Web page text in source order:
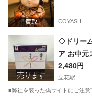
COYASH
売ります
◇ドリー
ア お中元
対象商品】
2,480円
立花駅
■弊社を装った偽サイトにご注